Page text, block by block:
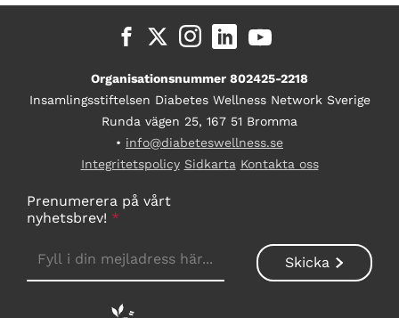
Organisationsnummer 802425-2218
Insamlingsstiftelsen Diabetes Wellness Network Sverige
Runda vägen 25, 167 51 Bromma
• info@diabeteswellness.se
Integritetspolicy Sidkarta Kontakta oss
Prenumerera på vårt
nyhetsbrev! *